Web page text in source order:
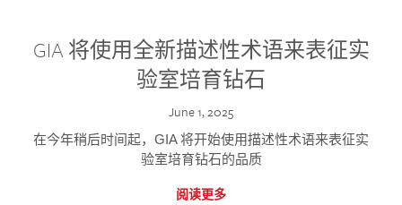
GIA 将使用全新描述性术语来表征实
验室培育钻石
June 1, 2025
在今年稍后时间起，GIA 将开始使用描述性术语来表征实
验室培育钻石的品质
阅读更多